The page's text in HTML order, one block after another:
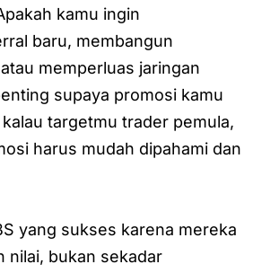
kamu ingin
baru, membangun
memperluas jaringan
supaya promosi kamu
targetmu trader pemula,
harus mudah dipahami dan
yang sukses karena mereka
nilai, bukan sekadar